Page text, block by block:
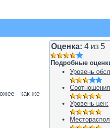
Оценка: 4 из 5
Подробные
Уровень
Уровень цен:
- как же